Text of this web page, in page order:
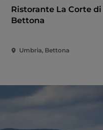
Ristorante La Corte di
Bettona
Umbria, Bettona